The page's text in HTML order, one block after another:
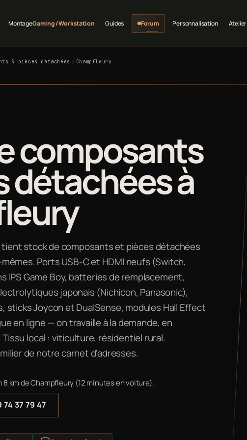
MontageGaming / Workstation Guides Forum Personnalisation Atelier
& pièces détachées Champfleury
composants
détachées à
tient stock de composants et pièces détachées
Ports USB-C et HDMI neufs (Switch,
IPS Game Boy, batteries de remplacement,
japonais (Nichicon, Panasonic),
sticks Joycon et DualSense, modules Hall Effect
en ligne — on travaille à la demande, en
local : viticulture, résidentiel rural.
de notre carnet d'adresses.
km de Champfleury (12 minutes en voiture).
74 37 79 47